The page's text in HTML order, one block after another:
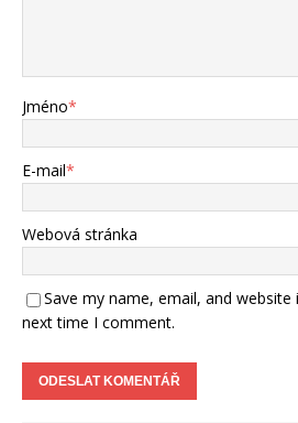
Jméno*
E-mail*
Webová stránka
Save my name, email, and
next time I comment.